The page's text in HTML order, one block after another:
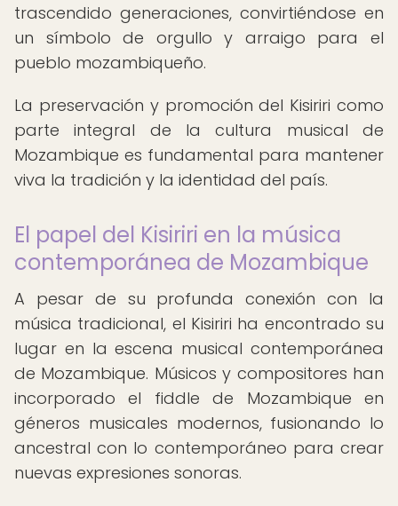
trascendido generaciones, convirtiéndose en
un símbolo de orgullo y arraigo para el
pueblo mozambiqueño.
La preservación y promoción del Kisiriri como
parte integral de la cultura musical de
Mozambique es fundamental para mantener
viva la tradición y la identidad del país.
El papel del Kisiriri en la música
contemporánea de Mozambique
A pesar de su profunda conexión con la
música tradicional, el Kisiriri ha encontrado su
lugar en la escena musical contemporánea
de Mozambique. Músicos y compositores han
incorporado el fiddle de Mozambique en
géneros musicales modernos, fusionando lo
ancestral con lo contemporáneo para crear
nuevas expresiones sonoras.